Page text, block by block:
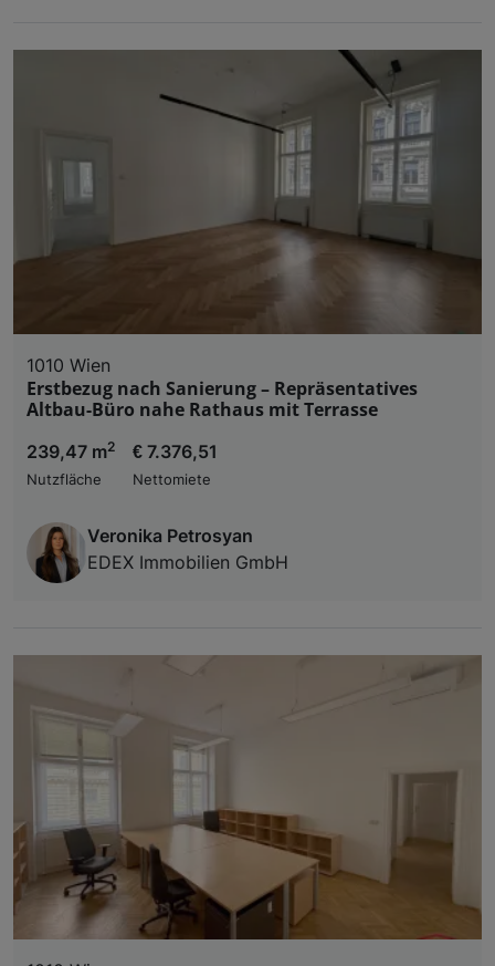
1010 Wien
Erstbezug nach Sanierung – Repräsentatives
Altbau-Büro nahe Rathaus mit Terrasse
239,47 m2
Nutzfläche
€ 7.376,51
Nettomiete
Veronika Petrosyan
EDEX Immobilien GmbH